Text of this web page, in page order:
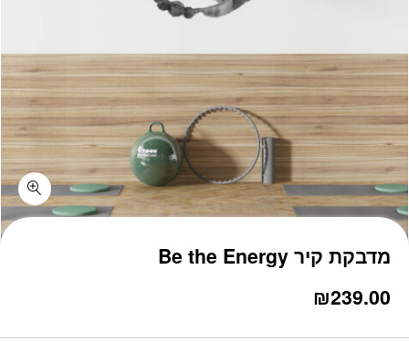
מדבקת קיר Be the Energy
₪239.00
כמות מדבקת קיר Be the Energy